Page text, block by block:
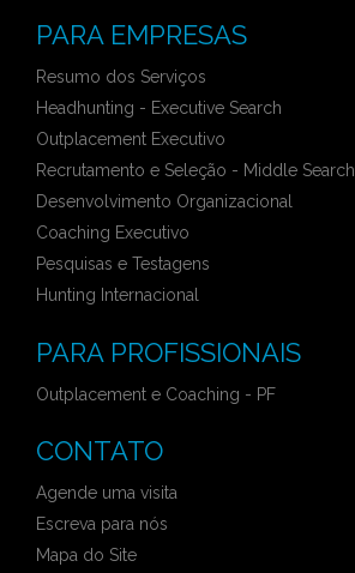
PARA EMPRESAS
Resumo dos Serviços
Headhunting - Executive Search
Outplacement Executivo
Recrutamento e Seleção - Middle Search
Desenvolvimento Organizacional
Coaching Executivo
Pesquisas e Testagens
Hunting Internacional
PARA PROFISSIONAIS
Outplacement e Coaching - PF
CONTATO
Agende uma visita
Escreva para nós
Mapa do Site